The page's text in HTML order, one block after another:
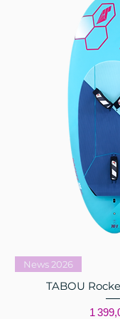
News 2026
TABOU
Prix
1